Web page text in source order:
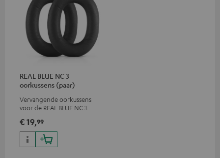
REAL BLUE NC 3
oorkussens (paar)
Vervangende oorkussens
voor de REAL BLUE NC 3
€ 19,99